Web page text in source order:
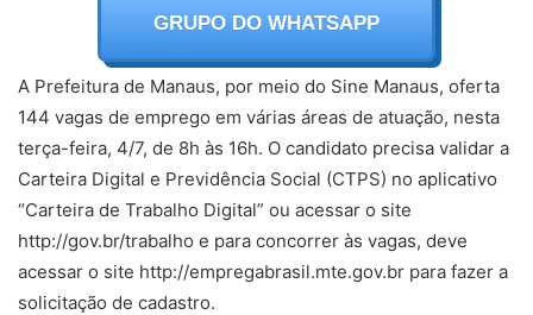
GRUPO DO WHATSAPP
A Prefeitura de Manaus, por meio do Sine Manaus, oferta
144 vagas de emprego em várias áreas de atuação, nesta
terça-feira, 4/7, de 8h às 16h. O candidato precisa validar a
Carteira Digital e Previdência Social (CTPS) no aplicativo
“Carteira de Trabalho Digital” ou acessar o site
http://gov.br/trabalho e para concorrer às vagas, deve
acessar o site http://empregabrasil.mte.gov.br para fazer a
solicitação de cadastro.